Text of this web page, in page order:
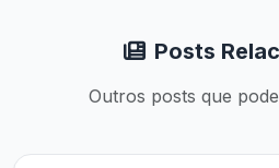
Posts
Outros posts que